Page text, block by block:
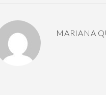
MARIANA